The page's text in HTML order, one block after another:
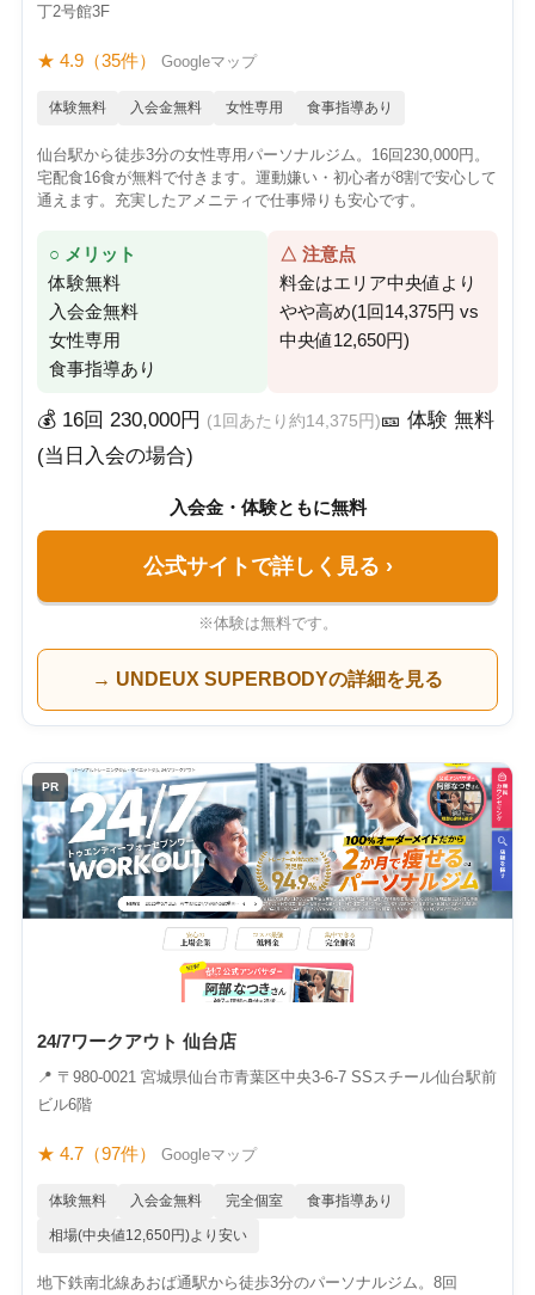
丁2号館3F
★ 4.9（35件） Googleマップ
体験無料 入会金無料 女性専用 食事指導あり
仙台駅から徒歩3分の女性専用パーソナルジム。16回230,000円。
宅配食16食が無料で付きます。運動嫌い・初心者が8割で安心して
通えます。充実したアメニティで仕事帰りも安心です。
○ メリット
体験無料
入会金無料
女性専用
食事指導あり
△ 注意点
料金はエリア中央値より
やや高め(1回14,375円 vs
中央値12,650円)
💰 16回 230,000円 (1回あたり約14,375円)🎫 体験 無料
(当日入会の場合)
入会金・体験ともに無料
公式サイトで詳しく見る ›
※体験は無料です。
→ UNDEUX SUPERBODYの詳細を見る
PR
24/7ワークアウト 仙台店
📍 〒980-0021 宮城県仙台市青葉区中央3-6-7 SSスチール仙台駅前
ビル6階
★ 4.7（97件） Googleマップ
体験無料 入会金無料 完全個室 食事指導あり
相場(中央値12,650円)より安い
地下鉄南北線あおば通駅から徒歩3分のパーソナルジム。8回